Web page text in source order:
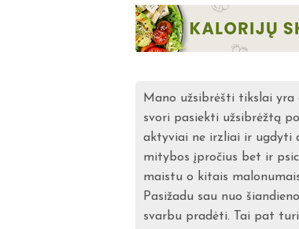
Mano užsibrėšti tikslai
svori pasiekti užsibrėžtą
aktyviai ne irzliai ir ugdyti
mitybos įpročius bet ir
maistu o kitais
Pasižadu sau nuo
svarbu pradėti. Tai pat